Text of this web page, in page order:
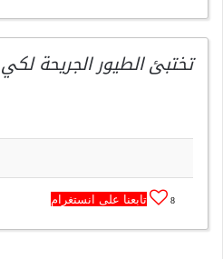
تختبئ الطيور الجريحة
8 تابعنا على انستغرام